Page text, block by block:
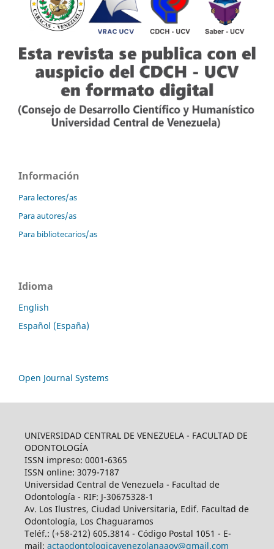
Información
Para lectores/as
Para autores/as
Para bibliotecarios/as
Idioma
English
Español (España)
Open Journal Systems
UNIVERSIDAD CENTRAL DE VENEZUELA - FACULTAD DE
ODONTOLOGÍA
ISSN impreso: 0001-6365
ISSN online: 3079-7187
Universidad Central de Venezuela - Facultad de
Odontología - RIF: J-30675328-1
Av. Los Ilustres, Ciudad Universitaria, Edif. Facultad de
Odontología, Los Chaguaramos
Teléf.: (+58-212) 605.3814 - Código Postal 1051 - E-
mail: actaodontologicavenezolanaaov@gmail.com